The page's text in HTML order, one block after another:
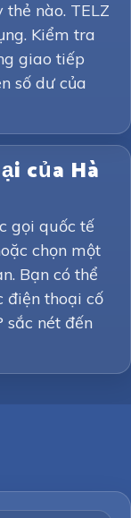
nào. TELZ
Kiểm tra
giao tiếp
số dư của
của Hà
gọi quốc tế
chọn một
Bạn có thể
điện thoại cố
sắc nét đến